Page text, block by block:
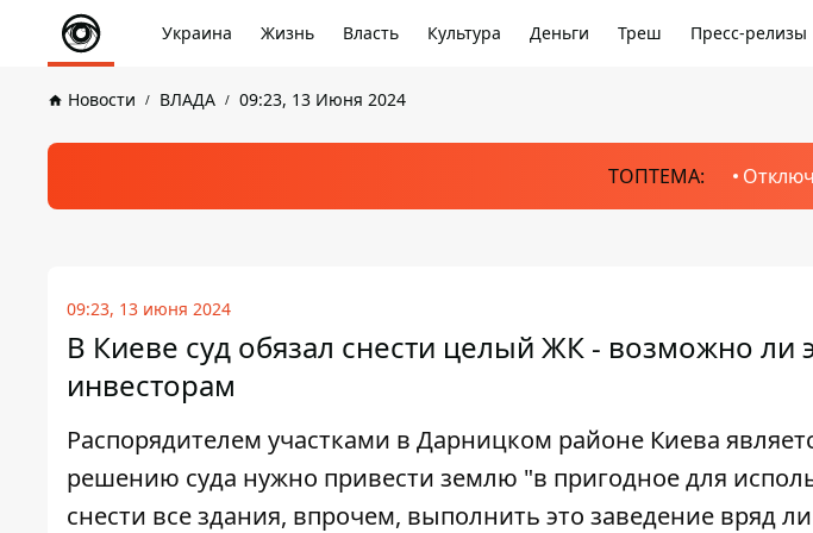
Украина Жизнь Власть Культура Деньги Треш Пресс-релизы
Новости ВЛАДА 09:23, 13 Июня 2024
ТОПТЕМА:
09:23, 13 июня 2024
В Киеве суд обязал снести целый ЖК - возможно ли
инвесторам
Распорядителем участками в Дарницком районе Киева
решению суда нужно привести землю "в пригодное для
снести все здания, впрочем, выполнить это заведение вряд